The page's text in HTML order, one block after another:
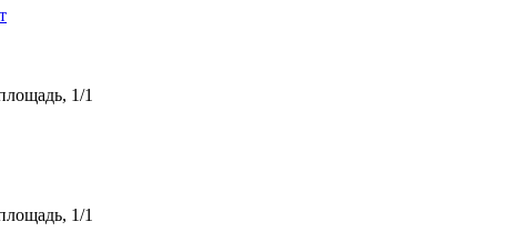
1/1
1/1